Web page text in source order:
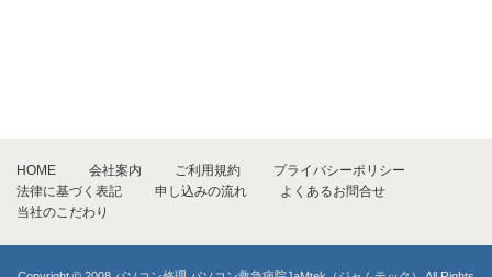
HOME 会社案内 ご利用規約
プライバシーポリシー
法律に基づく表記
申し込みの流れ
よくあるお問合せ
当社のこだわり